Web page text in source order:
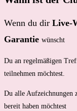
Wenn du dir Live-
Garantie wünscht
Du an regelmäßigen
teilnehmen möchtest.
Du alle Aufzeichnungen
bereit haben möchtest